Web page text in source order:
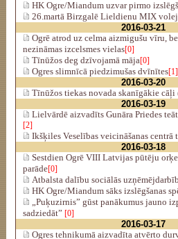
HK Ogre/Miandum uzvar pirmo
26.martā Birzgalē Lieldienu MIX
2016-03-21
Ogrē atrod uz celma aizmigušu vīru,
nezināmas izcelsmes vielas[0]
Tīnūžos deg dzīvojamā māja[0]
Ogres slimnīcā piedzimušas dvīnītes[1]
2016-03-20
Tīnūžos tiekas novada skanīgākie cāļi
2016-03-19
Lielvārdē aizvadīts Gunāra Priedes
[2]
Ikšķiles Veselības veicināšanas centrā
2016-03-18
Sestdien Ogrē VIII Latvijas pūtēju
parāde[0]
Atbalsta dalību sociālās
HK Ogre/Miandum sāks izslēgšanas
„Puķuzirnis” gūst panākumus jauno
sadziedāt” [0]
2016-03-17
Ogres tehnikumā aizvadīta atvērto